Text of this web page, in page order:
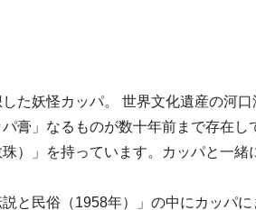
た妖怪カッパ。 世界文化遺産の河
膏」なるものが数十年前まで存在
）」を持っています。カッパと一
と民俗（1958年）」の中にカッパ